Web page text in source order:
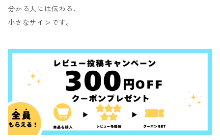
分かる人には伝わる、
小さなサインです。